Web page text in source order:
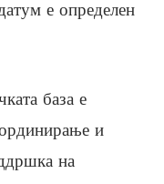
е определен
база е
и
на